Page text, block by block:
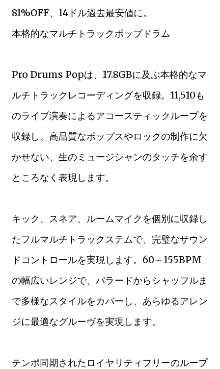
81%OFF、14ドル過去最安値に。
本格的なマルチトラックポップドラム
Pro Drums Popは、17.8GBに及ぶ本格的なマ
ルチトラックレコーディングを収録。11,510も
のライブ演奏によるアコースティックループを
収録し、高品質なポップスやロックの制作に欠
かせない、生のミュージシャンのタッチを余す
ところなく表現します。
キック、スネア、ルームマイクを個別に収録し
たフルマルチトラックステムで、完璧なサウン
ドコントロールを実現します。60～155BPM
の幅広いレンジで、バラードからシャッフルま
で多様なスタイルをカバーし、あらゆるアレン
ジに最適なグルーヴを実現します。
テンポ同期されたロイヤリティフリーのループ